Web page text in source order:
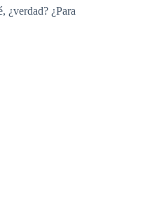
¿verdad? ¿Para